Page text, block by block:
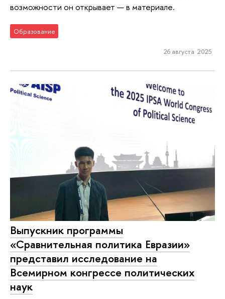
возможности он открывает — в материале.
Образование
26 августа 2025
Выпускник программы
«Сравнительная политика Евразии»
представил исследование на
Всемирном конгрессе политических
наук